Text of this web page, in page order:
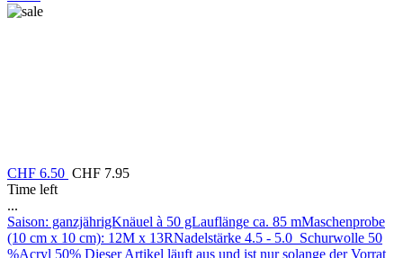
CHF 6.50 CHF 7.95
Time left
...
Saison: ganzjährigKnäuel à 50 gLauflänge ca. 85 mMaschenprobe
(10 cm x 10 cm): 12M x 13RNadelstärke 4.5 - 5.0 Schurwolle 50
%Acryl 50% Dieser Artikel läuft aus und ist nur solange der Vorrat